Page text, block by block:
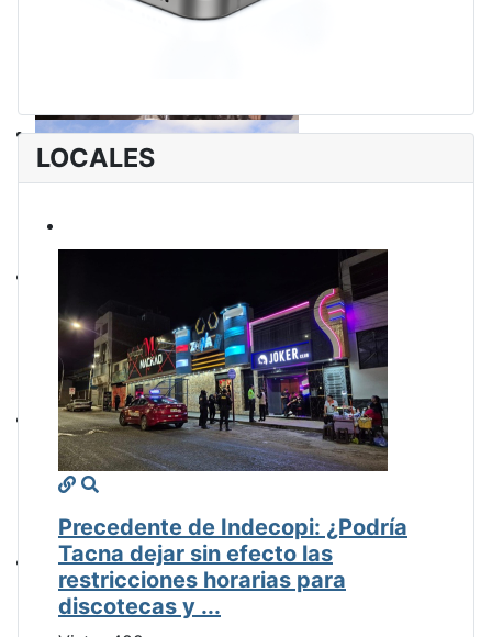
LOCALES
Precedente de Indecopi: ¿Podría
Tacna dejar sin efecto las
restricciones horarias para
discotecas y ...